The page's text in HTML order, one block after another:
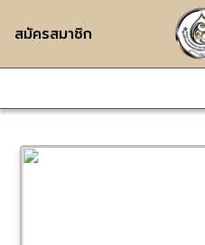
สมัครสมาชิก